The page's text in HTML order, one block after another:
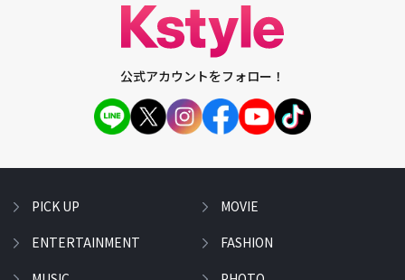
公式アカウントをフォロー！
PICK UP
ENTERTAINMENT
MOVIE
FASHION